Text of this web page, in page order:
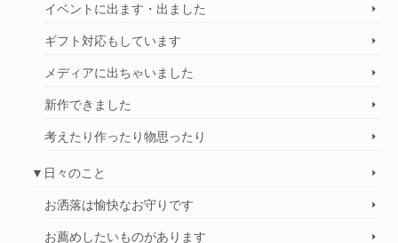
イベントに出ます・出ました
ギフト対応もしています
メディアに出ちゃいました
新作できました
考えたり作ったり物思ったり
▼日々のこと
お洒落は愉快なお守りです
お薦めしたいものがあります